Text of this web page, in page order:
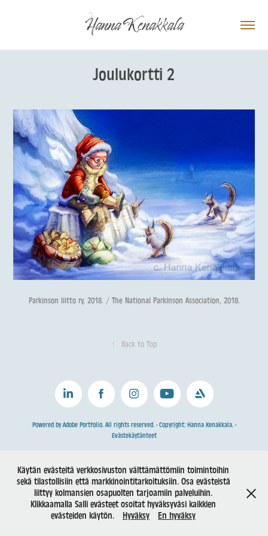
Hanna Kenakkala
Joulukortti 2
Parkinson liitto ry, 2018. / The National Parkinson Association, 2018.
↑ Back to Top
Powered byAdobe Portfolio.All rights reserved. - Copyright: Hanna Kenakkala. -
Evästekäytänteet
Käytän evästeitä verkkosivuston välttämättömiin toimintoihin
sekä tilastollisiin että markkinointitarkoituksiin. Osa evästeistä
liittyy kolmansien osapuolten tarjoamiin palveluihin.
Klikkaamalla Salli evästeet osoitat hyväksyväsi kaikkien
evästeiden käytön.
Hyväksy En hyväksy